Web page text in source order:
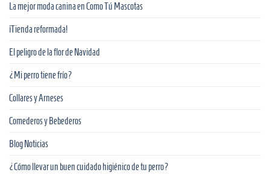
La mejor moda canina en Como Tú Mascotas
¡Tienda reformada!
El peligro de la flor de Navidad
¿Mi perro tiene frío?
Collares y Arneses
Comederos y Bebederos
Blog Noticias
¿Cómo llevar un buen cuidado higiénico de tu perro?